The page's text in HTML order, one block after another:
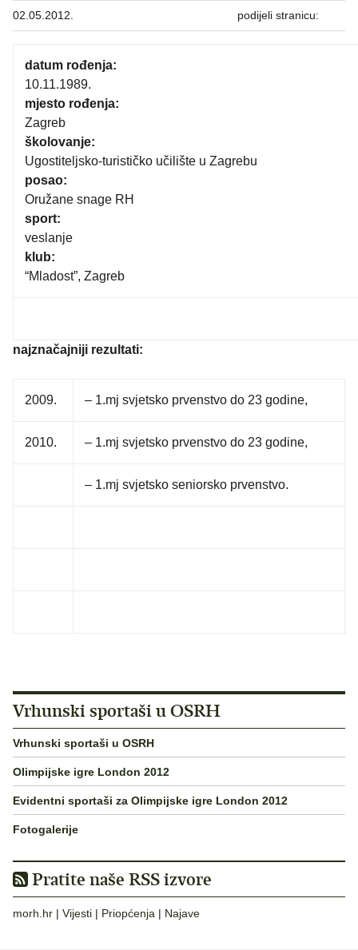
02.05.2012. podijeli stranicu:
datum rođenja:
10.11.1989.
mjesto rođenja:
Zagreb
školovanje:
Ugostiteljsko-turističko učilište u Zagrebu
posao:
Oružane snage RH
sport:
veslanje
klub:
“Mladost”, Zagreb
najznačajniji rezultati:
2009. – 1.mj svjetsko prvenstvo do 23 godine,
2010. – 1.mj svjetsko prvenstvo do 23 godine,
– 1.mj svjetsko seniorsko prvenstvo.
Vrhunski sportaši u OSRH
Vrhunski sportaši u OSRH
Olimpijske igre London 2012
Evidentni sportaši za Olimpijske igre London 2012
Fotogalerije
Pratite naše RSS izvore
morh.hr | Vijesti | Priopćenja | Najave